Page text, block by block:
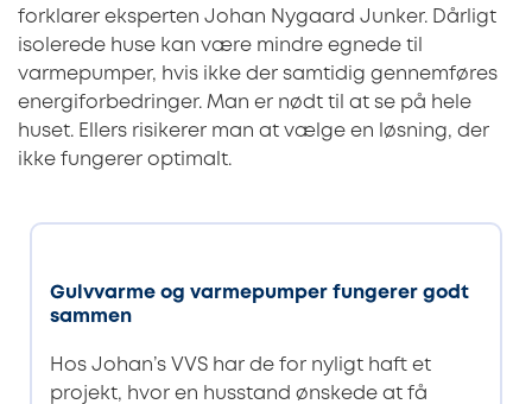
forklarer eksperten Johan Nygaard Junker. Dårligt
isolerede huse kan være mindre egnede til
varmepumper, hvis ikke der samtidig gennemføres
energiforbedringer. Man er nødt til at se på hele
huset. Ellers risikerer man at vælge en løsning, der
ikke fungerer optimalt.
Gulvvarme og varmepumper fungerer godt
sammen
Hos Johan’s VVS har de for nyligt haft et
projekt, hvor en husstand ønskede at få